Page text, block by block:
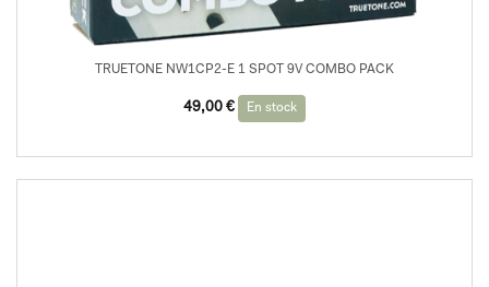
TRUETONE NW1CP2-E 1 SPOT 9V COMBO PACK
49,00 € En stock